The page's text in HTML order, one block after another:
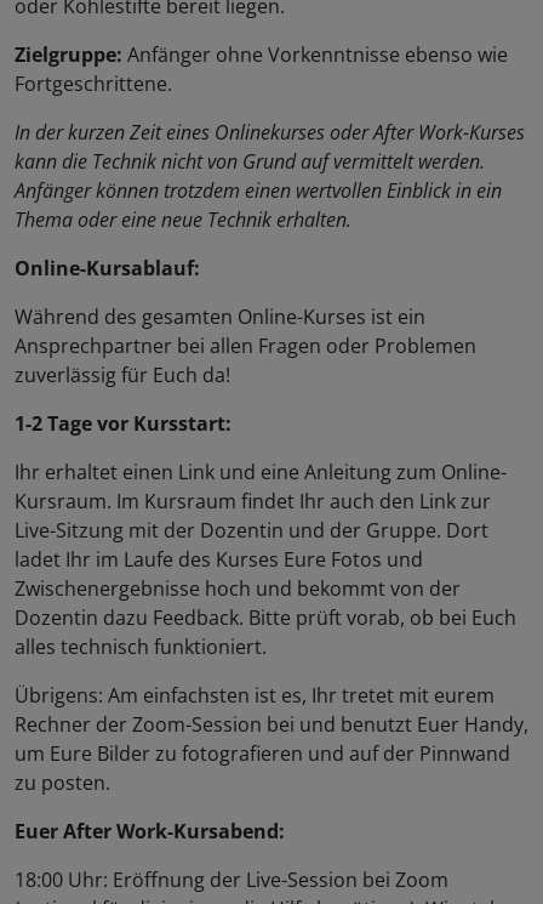
oder Kohlestifte bereit liegen.
Zielgruppe: Anfänger ohne Vorkenntnisse ebenso wie
Fortgeschrittene.
In der kurzen Zeit eines Onlinekurses oder After Work-Kurses
kann die Technik nicht von Grund auf vermittelt werden.
Anfänger können trotzdem einen wertvollen Einblick in ein
Thema oder eine neue Technik erhalten.
Online-Kursablauf:
Während des gesamten Online-Kurses ist ein
Ansprechpartner bei allen Fragen oder Problemen
zuverlässig für Euch da!
1-2 Tage vor Kursstart:
Ihr erhaltet einen Link und eine Anleitung zum Online-
Kursraum. Im Kursraum findet Ihr auch den Link zur
Live-Sitzung mit der Dozentin und der Gruppe. Dort
ladet Ihr im Laufe des Kurses Eure Fotos und
Zwischenergebnisse hoch und bekommt von der
Dozentin dazu Feedback. Bitte prüft vorab, ob bei Euch
alles technisch funktioniert.
Übrigens: Am einfachsten ist es, Ihr tretet mit eurem
Rechner der Zoom-Session bei und benutzt Euer Handy,
um Eure Bilder zu fotografieren und auf der Pinnwand
zu posten.
Euer After Work-Kursabend:
18:00 Uhr: Eröffnung der Live-Session bei Zoom